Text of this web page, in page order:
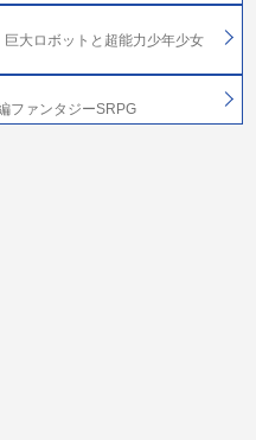
大ロボットと超能力少年少女
ファンタジーSRPG